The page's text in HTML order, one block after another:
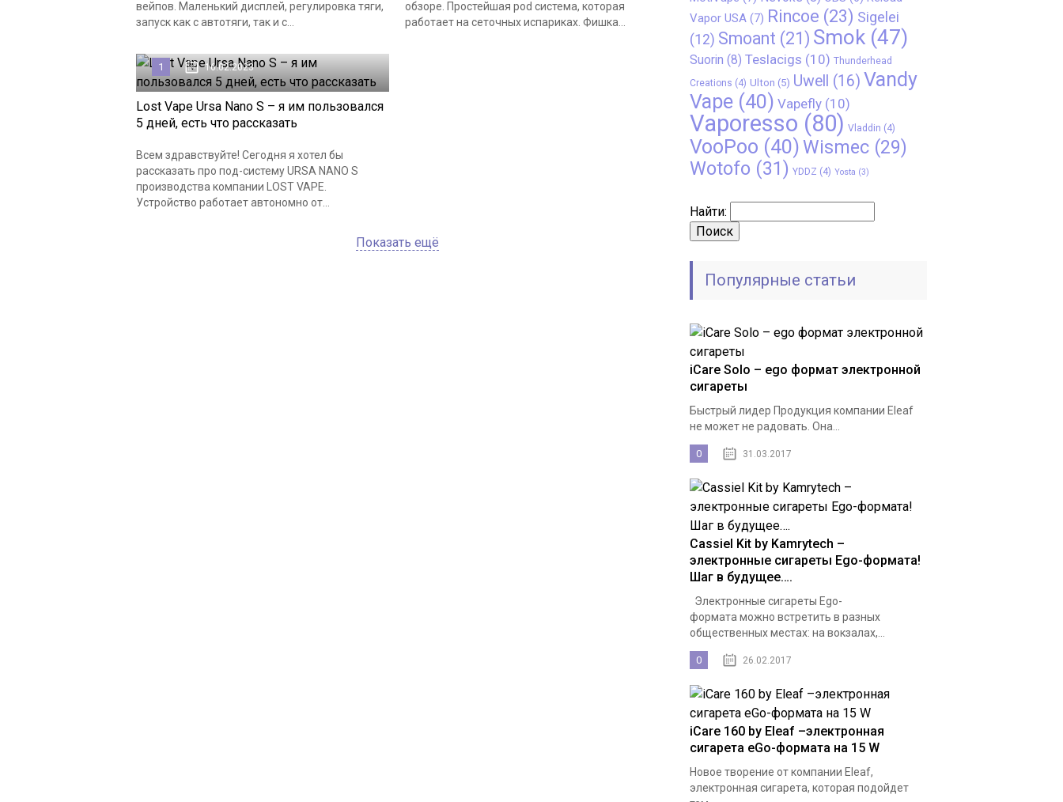
вейпов. Маленький дисплей, регулировка тяги,
запуск как с автотяги, так и с...
обзоре. Простейшая pod система, которая
работает на сеточных испариках. Фишка...
1 16.02.2023
Lost Vape Ursa Nano S – я им пользовался
5 дней, есть что рассказать
Всем здравствуйте! Сегодня я хотел бы
рассказать про под-систему URSA NANO S
производства компании LOST VAPE.
Устройство работает автономно от...
Показать ещё
Vapor USA (7) Rincoe (23) Sigelei
(12) Smoant (21) Smok (47)
Suorin (8) Teslacigs (10) Thunderhead
Creations (4) Ulton (5) Uwell (16) Vandy
Vape (40) Vapefly (10)
Vaporesso (80) Vladdin (4)
VooPoo (40) Wismec (29)
Wotofo (31) YDDZ (4) Yosta (3)
Найти:
Популярные статьи
iCare Solo – ego формат электронной
сигареты
Быстрый лидер Продукция компании Eleaf
не может не радовать. Она...
0 31.03.2017
Cassiel Kit by Kamrytech –
электронные сигареты Ego-формата!
Шаг в будущее….
Электронные сигареты Ego-
формата можно встретить в разных
общественных местах: на вокзалах,...
0 26.02.2017
iCare 160 by Eleaf –электронная
сигарета eGo-формата на 15 W
Новое творение от компании Eleaf,
электронная сигарета, которая подойдет